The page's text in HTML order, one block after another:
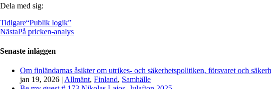
Dela med sig:
Tidigare“Publik logik”
NästaPå pricken-analys
Senaste inläggen
Om finländarnas åsikter om utrikes- och säkerhetspolitiken, försvaret och
jan 19, 2026 | Allmänt, Finland, Samhälle